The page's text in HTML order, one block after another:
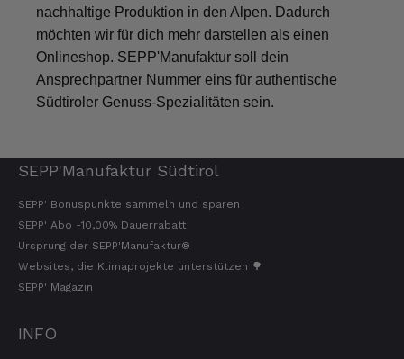
nachhaltige Produktion in den Alpen. Dadurch
möchten wir für dich mehr darstellen als einen
Onlineshop. SEPP'Manufaktur soll dein
Ansprechpartner Nummer eins für authentische
Südtiroler Genuss-Spezialitäten sein.
SEPP'Manufaktur Südtirol
SEPP' Bonuspunkte sammeln und sparen
SEPP' Abo -10,00% Dauerrabatt
Ursprung der SEPP'Manufaktur®
Websites, die Klimaprojekte unterstützen 🌳
SEPP' Magazin
INFO